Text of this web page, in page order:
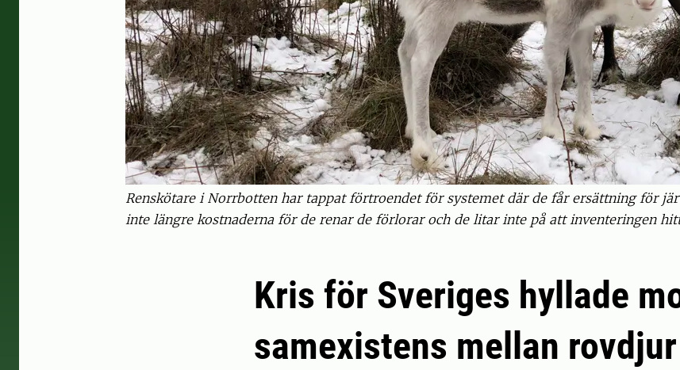
Renskötare i Norrbotten har tappat förtroendet för systemet där de får ersättning för
inte längre kostnaderna för de renar de förlorar och de litar inte på att inventeringen
Kris för Sveriges hyllade
samexistens mellan